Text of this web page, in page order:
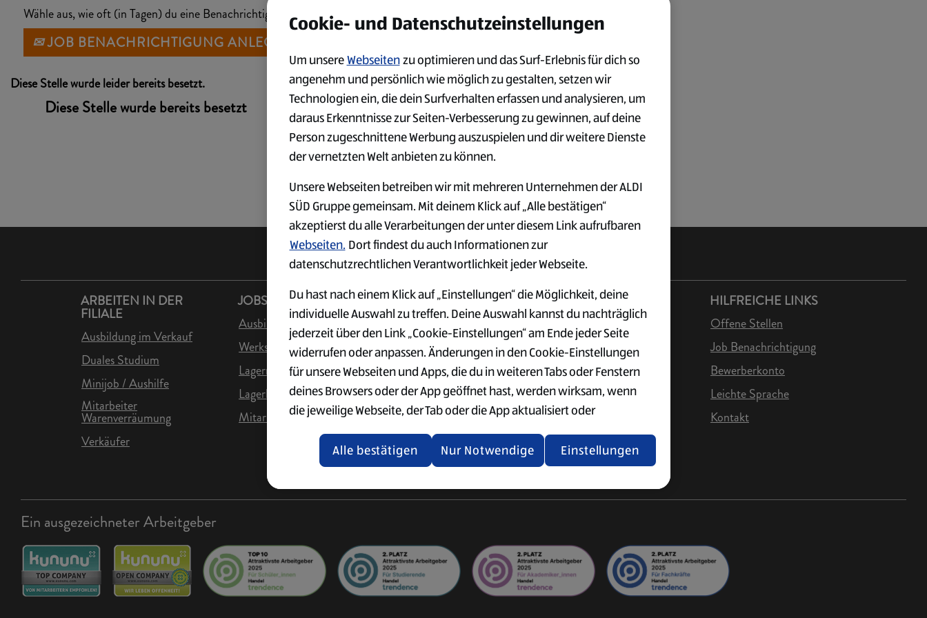
Wähle aus, wie oft (in Tagen) du eine Benachrichtigung erhalten möchtest:
JOB BENACHRICHTIGUNG ANLEGEN
Diese Stelle wurde leider bereits besetzt.
Diese Stelle wurde bereits besetzt
ARBEITEN IN DER
FILIALE
Ausbildung im Verkauf
Duales Studium
Minijob / Aushilfe
Mitarbeiter
Warenverräumung
Verkäufer
JOBS IM LAGER
Ausbildung in der Logistik
Werkstudent Logistik
Lagermitarbeiter
Lagerhelfer
Mitarbeiter Logistik
JOBS IN DER
VERWALTUNG
Ausbildung im Büro
Einkauf & Qualitätswesen
Supply Chain Management
IT
Einstiegsmöglichkeiten
ARBEITGEBER ALDI
SÜD
Vorteile
Gehalt
Standorte
Bewerbung
Internationale Karriere
HILFREICHE LINKS
Offene Stellen
Job Benachrichtigung
Bewerberkonto
Leichte Sprache
Kontakt
Ein ausgezeichneter Arbeitgeber
Cookie- und Datenschutzeinstellungen
Um unsereWebseitenzu optimieren und das Surf-Erlebnis für dich so
angenehm und persönlich wie möglich zu gestalten, setzen wir
Technologien ein, die dein Surfverhalten erfassen und analysieren, um
daraus Erkenntnisse zur Seiten-Verbesserung zu gewinnen, auf deine
Person zugeschnittene Werbung auszuspielen und dir weitere Dienste
der vernetzten Welt anbieten zu können.
Unsere Webseiten betreiben wir mit mehreren Unternehmen der ALDI
SÜD Gruppe gemeinsam. Mit deinem Klick auf „Alle bestätigen“
akzeptierst du alle Verarbeitungen der unter diesem Link aufrufbaren
Webseiten. Dort findest du auch Informationen zur
datenschutzrechtlichen Verantwortlichkeit jeder Webseite.
Du hast nach einem Klick auf „Einstellungen“ die Möglichkeit, deine
individuelle Auswahl zu treffen. Deine Auswahl kannst du nachträglich
jederzeit über den Link „Cookie-Einstellungen“ am Ende jeder Seite
widerrufen oder anpassen. Änderungen in den Cookie-Einstellungen
für unsere Webseiten und Apps, die du in weiteren Tabs oder Fenstern
deines Browsers oder der App geöffnet hast, werden wirksam, wenn
die jeweilige Webseite, der Tab oder die App aktualisiert oder
geschlossen und anschließend wieder geöffnet werden.
Weitere Informationen stellen wir dir in unserer Datenschutzerklärung
Einstellungen
Nur Notwendige
Alle bestätigen